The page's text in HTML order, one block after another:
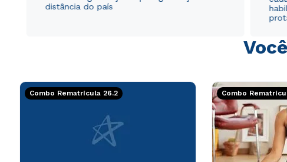
distância do país
Combo Rematrícula 26.2 Combo